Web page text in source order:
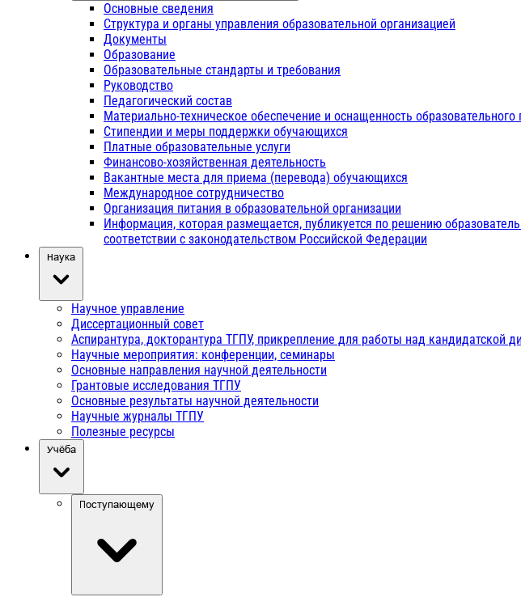
Основные сведения
Структура и органы управления образовательной организацией
Документы
Образование
Образовательные стандарты и требования
Руководство
Педагогический состав
Материально-техническое обеспечение и оснащенность
Стипендии и меры поддержки обучающихся
Платные образовательные услуги
Финансово-хозяйственная деятельность
Вакантные места для приема (перевода) обучающихся
Международное сотрудничество
Организация питания в образовательной организации
Информация, которая размещается, публикуется по решению
соответствии с законодательством Российской Федерации
Наука
Научное управление
Диссертационный совет
Аспирантура, докторантура ТГПУ, прикрепление для работы над кандидатской
Научные мероприятия: конференции, семинары
Основные направления научной деятельности
Грантовые исследования ТГПУ
Основные результаты научной деятельности
Научные журналы ТГПУ
Полезные ресурсы
Учёба
Поступающему